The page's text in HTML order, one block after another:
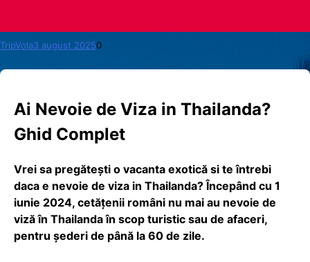
TripVola3 august 20250
Ai Nevoie de Viza in Thailanda?
Ghid Complet
Vrei sa pregătești o vacanta exotică si te întrebi
daca e nevoie de viza in Thailanda? Începând cu 1
iunie 2024, cetățenii români nu mai au nevoie de
viză în Thailanda în scop turistic sau de afaceri,
pentru șederi de până la 60 de zile.